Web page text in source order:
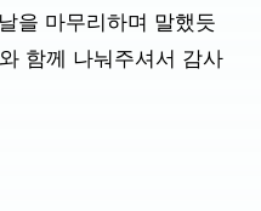
을 마무리하며 말했듯
함께 나눠주셔서 감사